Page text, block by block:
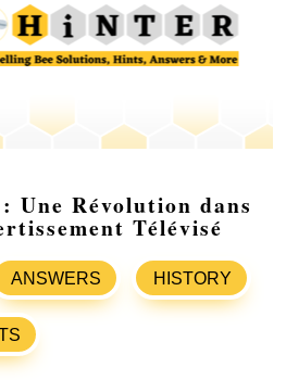
Une Révolution dans
Télévisé
ANSWERS HISTORY